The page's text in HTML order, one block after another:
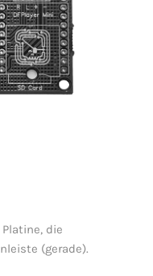
die
(gerade).